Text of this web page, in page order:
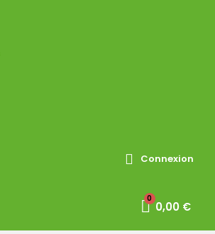
Connexion
0,00 €